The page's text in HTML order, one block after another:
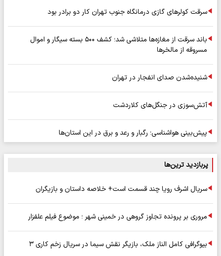
سرقت کولرهای گازی درمانگاه جنوب تهران کار دو برادر بود
باند سرقت از مغازه‌ها متلاشی شد؛ کشف ۵۰۰ بسته سیگار و اموال
مسروقه از مالخرها
شنیده‌شدن صدای انفجار در تهران
آتش‌سوزی در جنگل‌های کلاردشت
پیش‌بینی هواشناسی؛ رگبار و رعد و برق در این استان‌ها
پربازدید ترین‌ها
سریال اشرف رویا چند قسمت است+ خلاصه داستان و بازیگران
مروری بر پرونده تجاوز گروهی در خمینی شهر ؛ موضوع فیلم علفزار
بیوگرافی کامل الناز ملک، بازیگر نقش سیما در سریال زخم کاری ۳